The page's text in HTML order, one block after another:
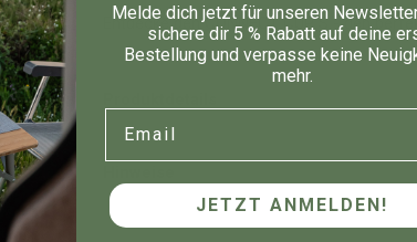
Entdecke den CONNECT CUP S - den
Melde dich jetzt für unseren
sichere dir 5 % Rabatt auf deine
Bestellung und verpasse keine
mehr.
JETZT ANMELDEN!